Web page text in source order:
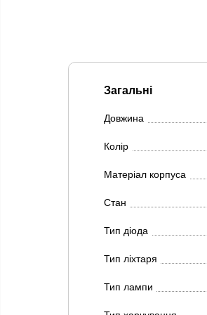
Загальні
Довжина
Колір
Матеріал корпуса
Стан
Тип діода
Тип ліхтаря
Тип лампи